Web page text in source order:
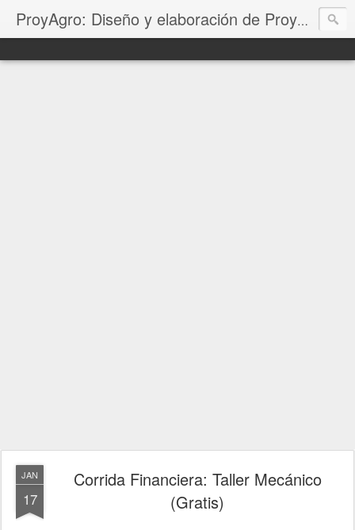
ProyAgro: Diseño y elaboración de Proyectos Productivos, Corridas Financieras, Planes de negocio
JAN
17
Corrida Financiera: Taller Mecánico
(Gratis)